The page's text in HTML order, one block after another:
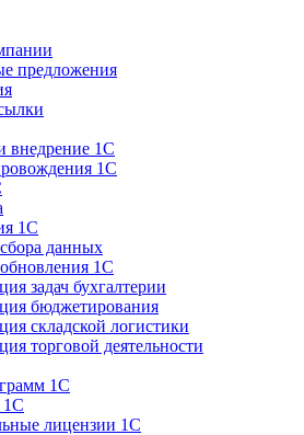
предложения
внедрение 1С
1С
1С
данных
1С
задач бухгалтерии
бюджетирования
складской логистики
торговой деятельности
1С
1С
лицензии 1С